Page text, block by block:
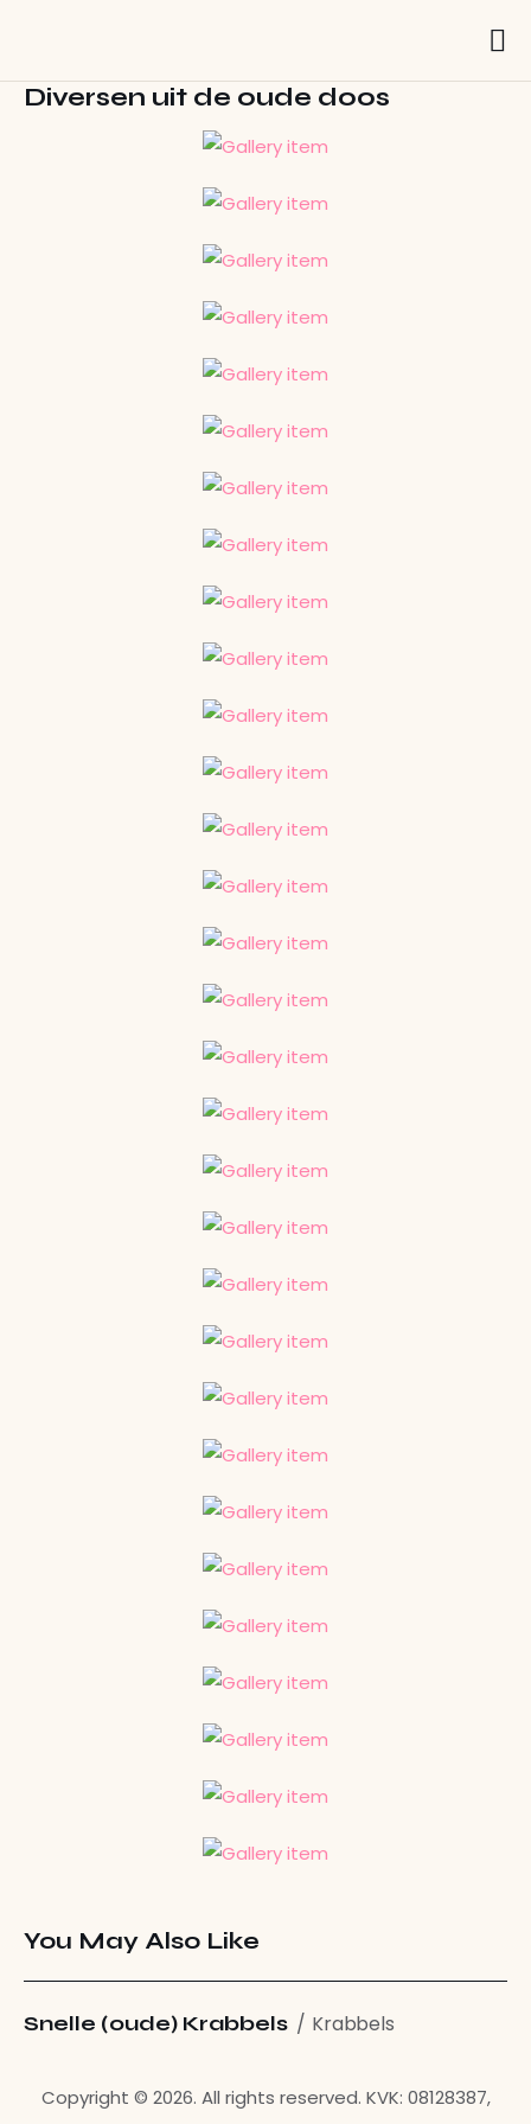
Diversen uit de oude doos
You May Also Like
Krabbels
Snelle (oude) Krabbels
Copyright © 2026. All rights reserved. KVK: 08128387,